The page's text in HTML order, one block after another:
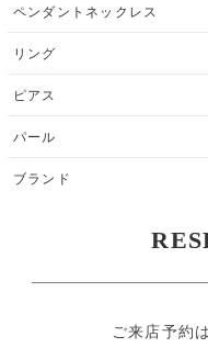
ペンダントネックレス
リング
ピアス
パール
ブランド
ご来店予約